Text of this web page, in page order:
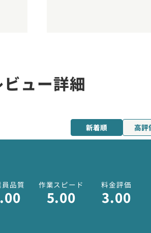
ビュー詳細
新着順 高評
員品質 作業スピード
5.00
料金評価
3.00